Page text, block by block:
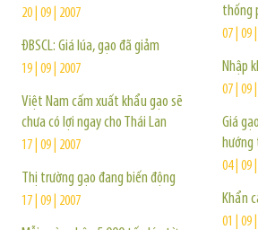
20 | 09 | 2007
ĐBSCL: Giá lúa, gạo đã giảm
19 | 09 | 2007
Việt Nam cấm xuất khẩu gạo sẽ
chưa có lợi ngay cho Thái Lan
17 | 09 | 2007
Thị trường gạo đang biến động
17 | 09 | 2007
thống
07 | 09
Nhập
07 | 09
Giá
hướng
04 | 09
Khẩn
01 | 09